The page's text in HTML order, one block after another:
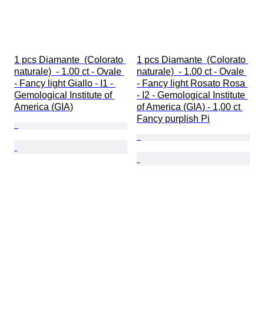
1 pcs Diamante  (Colorato
naturale)  - 1.00 ct - Ovale
- Fancy light Giallo - I1 -
Gemological Institute of
America (GIA)
1 pcs Diamante  (Colorato
naturale)  - 1.00 ct - Ovale
- Fancy light Rosato Rosa
- I2 - Gemological Institute
of America (GIA) - 1,00 ct
Fancy purplish Pi